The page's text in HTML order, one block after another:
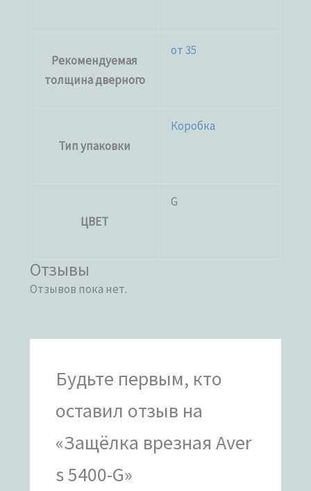
Рекомендуемая
толщина дверного
от 35
Тип упаковки
Коробка
ЦВЕТ
G
Отзывы
Отзывов пока нет.
Будьте первым, кто
оставил отзыв на
«Защёлка врезная Aver
s 5400-G»